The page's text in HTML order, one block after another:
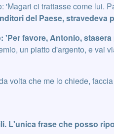
ci trattasse come lui.
del Paese, stravedeva
favore, Antonio,
un piatto d'argento, e vai
volta che me lo chiede,
L'unica frase che posso